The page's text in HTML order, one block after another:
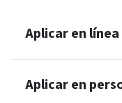
Aplicar en línea
Aplicar en